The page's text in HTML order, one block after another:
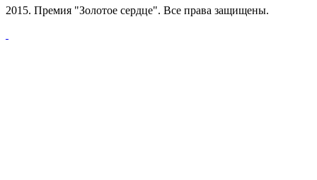
2015. Премия "Золотое сердце". Все права защищены.